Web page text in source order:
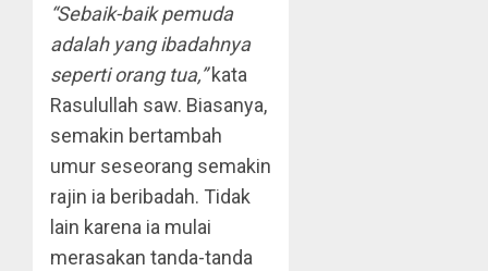
“Sebaik-baik pemuda
adalah yang ibadahnya
seperti orang tua,”kata
Rasulullah saw. Biasanya,
semakin bertambah
umur seseorang semakin
rajin ia beribadah. Tidak
lain karena ia mulai
merasakan tanda-tanda